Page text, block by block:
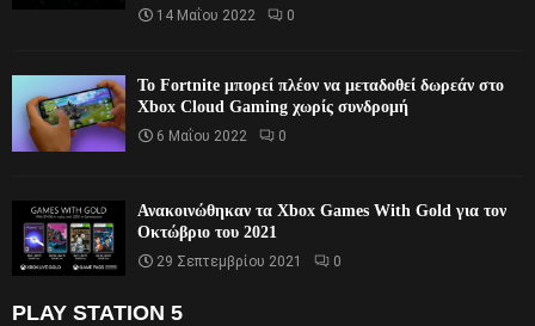
14 Μαΐου 2022 0
Το Fortnite μπορεί πλέον να μεταδοθεί δωρεάν στο
Xbox Cloud Gaming χωρίς συνδρομή
6 Μαΐου 2022 0
Ανακοινώθηκαν τα Xbox Games With Gold για τον
Οκτώβριο του 2021
29 Σεπτεμβρίου 2021 0
PLAY STATION 5